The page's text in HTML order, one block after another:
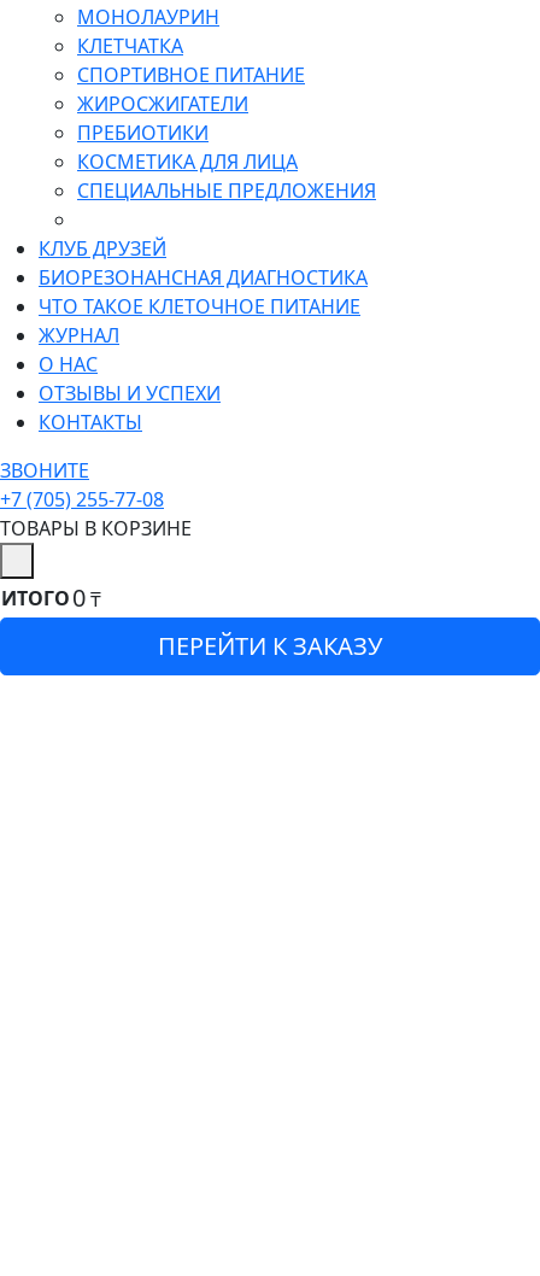
МОНОЛАУРИН
КЛЕТЧАТКА
СПОРТИВНОЕ ПИТАНИЕ
ЖИРОСЖИГАТЕЛИ
ПРЕБИОТИКИ
КОСМЕТИКА ДЛЯ ЛИЦА
СПЕЦИАЛЬНЫЕ ПРЕДЛОЖЕНИЯ
КЛУБ ДРУЗЕЙ
БИОРЕЗОНАНСНАЯ ДИАГНОСТИКА
ЧТО ТАКОЕ КЛЕТОЧНОЕ ПИТАНИЕ
ЖУРНАЛ
О НАС
ОТЗЫВЫ И УСПЕХИ
КОНТАКТЫ
ЗВОНИТЕ
+7 (705) 255-77-08
ТОВАРЫ В КОРЗИНЕ
ИТОГО0₸
ПЕРЕЙТИ К ЗАКАЗУ